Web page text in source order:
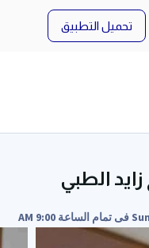
تحميل التطبيق
الطبي